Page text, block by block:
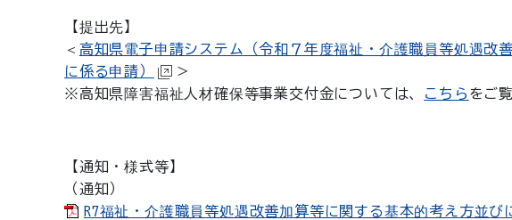
【提出先】
＜ 高知県電子申請システム（令和７年度福祉・介護職員等処遇改
に係る申請）
＞
※高知県障害福祉人材確保等事業交付金については、
こちら をご
【通知・様式等】
（通知）
R7福祉・介護職員等処遇改善加算等に関する基本的考え方並